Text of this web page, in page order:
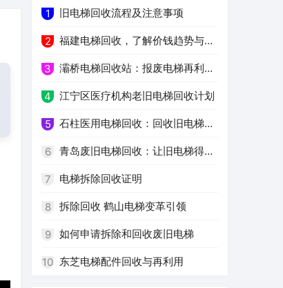
1 旧电梯回收流程及注意事项
2 福建电梯回收，了解价钱趋势与注
意事项
3 灞桥电梯回收站：报废电梯再利用
的环保之路
4 江宁区医疗机构老旧电梯回收计划
5 石柱医用电梯回收：回收旧电梯，
推进绿色医疗
6 青岛废旧电梯回收：让旧电梯得到
高效再利用
7 电梯拆除回收证明
8 拆除回收 鹤山电梯变革引领
9 如何申请拆除和回收废旧电梯
10 东芝电梯配件回收与再利用